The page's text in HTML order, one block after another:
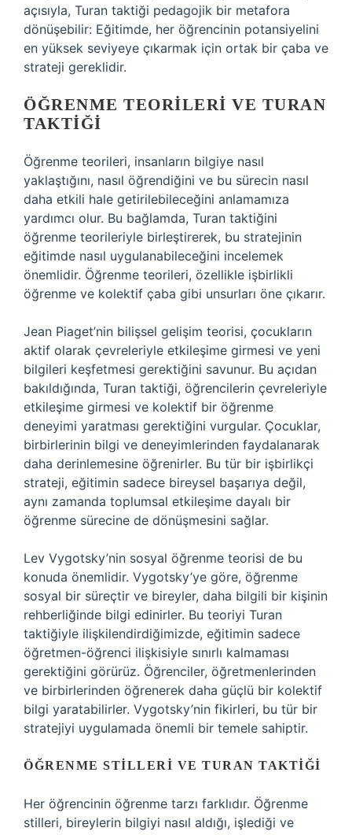
açısıyla, Turan taktiği pedagojik bir metafora
dönüşebilir: Eğitimde, her öğrencinin potansiyelini
en yüksek seviyeye çıkarmak için ortak bir çaba ve
strateji gereklidir.
ÖĞRENME TEORILERI VE TURAN
TAKTIĞI
Öğrenme teorileri, insanların bilgiye nasıl
yaklaştığını, nasıl öğrendiğini ve bu sürecin nasıl
daha etkili hale getirilebileceğini anlamamıza
yardımcı olur. Bu bağlamda, Turan taktiğini
öğrenme teorileriyle birleştirerek, bu stratejinin
eğitimde nasıl uygulanabileceğini incelemek
önemlidir. Öğrenme teorileri, özellikle işbirlikli
öğrenme ve kolektif çaba gibi unsurları öne çıkarır.
Jean Piaget’nin bilişsel gelişim teorisi, çocukların
aktif olarak çevreleriyle etkileşime girmesi ve yeni
bilgileri keşfetmesi gerektiğini savunur. Bu açıdan
bakıldığında, Turan taktiği, öğrencilerin çevreleriyle
etkileşime girmesi ve kolektif bir öğrenme
deneyimi yaratması gerektiğini vurgular. Çocuklar,
birbirlerinin bilgi ve deneyimlerinden faydalanarak
daha derinlemesine öğrenirler. Bu tür bir işbirlikçi
strateji, eğitimin sadece bireysel başarıya değil,
aynı zamanda toplumsal etkileşime dayalı bir
öğrenme sürecine de dönüşmesini sağlar.
Lev Vygotsky’nin sosyal öğrenme teorisi de bu
konuda önemlidir. Vygotsky’ye göre, öğrenme
sosyal bir süreçtir ve bireyler, daha bilgili bir kişinin
rehberliğinde bilgi edinirler. Bu teoriyi Turan
taktiğiyle ilişkilendirdiğimizde, eğitimin sadece
öğretmen-öğrenci ilişkisiyle sınırlı kalmaması
gerektiğini görürüz. Öğrenciler, öğretmenlerinden
ve birbirlerinden öğrenerek daha güçlü bir kolektif
bilgi yaratabilirler. Vygotsky’nin fikirleri, bu tür bir
stratejiyi uygulamada önemli bir temele sahiptir.
ÖĞRENME STILLERI VE TURAN TAKTIĞI
Her öğrencinin öğrenme tarzı farklıdır. Öğrenme
stilleri, bireylerin bilgiyi nasıl aldığı, işlediği ve